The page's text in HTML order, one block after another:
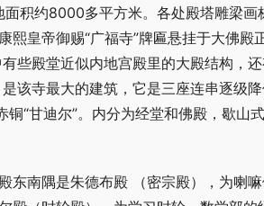
积约8000多平方米。各处殿塔雕梁画
皇帝御赐“广福寺”牌匾悬挂于大佛殿
些殿堂近似内地宫殿里的大殿结构，
该寺最大的建筑，它是三座连串逐级
“甘迪尔”。内分为经堂和佛殿，歇山
东南隅是朱德布殿 （密宗殿），为喇